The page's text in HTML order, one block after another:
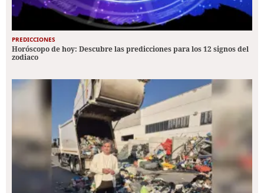
PREDICCIONES
Horóscopo de hoy: Descubre las predicciones para los 12 signos del
zodiaco